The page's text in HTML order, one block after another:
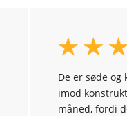
De er søde
imod
måned, fordi